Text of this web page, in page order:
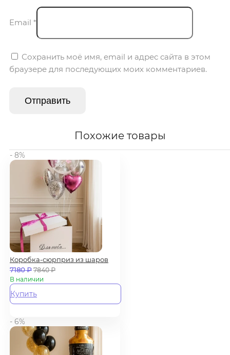
Email *
Сохранить моё имя, email и адрес сайта в этом
браузере для последующих моих комментариев.
Похожие товары
- 8%
Коробка-сюрприз из шаров
7180₽ 7840₽
В наличии
Купить
- 6%